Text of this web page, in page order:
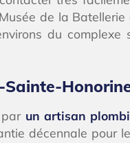
de la
du
un artisan
décennale